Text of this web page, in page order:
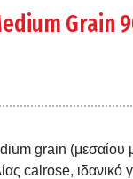
Grain
grain (μεσαίου
calrose, ιδανικό